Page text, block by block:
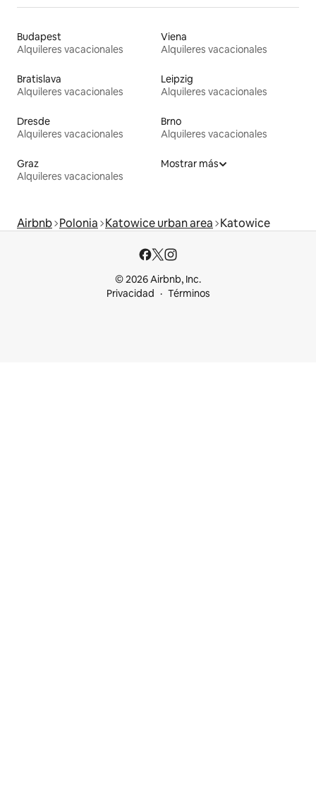
Budapest
Alquileres vacacionales
Viena
Alquileres vacacionales
Bratislava
Alquileres vacacionales
Leipzig
Alquileres vacacionales
Dresde
Alquileres vacacionales
Brno
Alquileres vacacionales
Graz
Alquileres vacacionales
Mostrar más
Airbnb Polonia Katowice urban area Katowice
© 2026 Airbnb, Inc.
Privacidad
Términos